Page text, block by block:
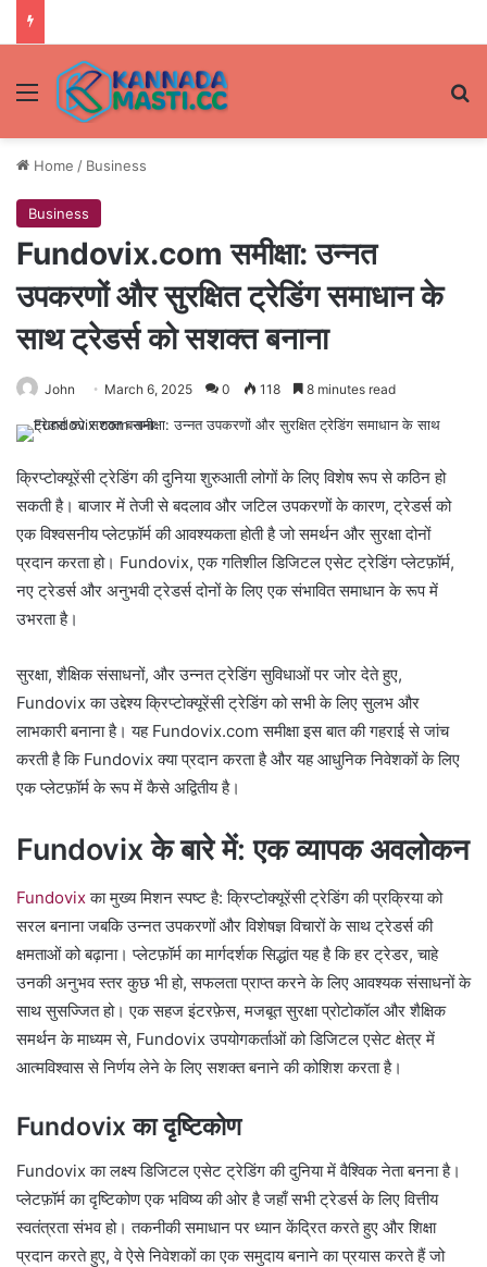
Menu
Home / Business
Business
Fundovix.com समीक्षा: उन्नत
उपकरणों और सुरक्षित ट्रेडिंग समाधान के
साथ ट्रेडर्स को सशक्त बनाना
John March 6, 2025 0 118 8 minutes read
क्रिप्टोक्यूरेंसी ट्रेडिंग की दुनिया शुरुआती लोगों के लिए विशेष रूप से कठिन हो
सकती है। बाजार में तेजी से बदलाव और जटिल उपकरणों के कारण, ट्रेडर्स को
एक विश्वसनीय प्लेटफ़ॉर्म की आवश्यकता होती है जो समर्थन और सुरक्षा दोनों
प्रदान करता हो। Fundovix, एक गतिशील डिजिटल एसेट ट्रेडिंग प्लेटफ़ॉर्म,
नए ट्रेडर्स और अनुभवी ट्रेडर्स दोनों के लिए एक संभावित समाधान के रूप में
उभरता है।
सुरक्षा, शैक्षिक संसाधनों, और उन्नत ट्रेडिंग सुविधाओं पर जोर देते हुए,
Fundovix का उद्देश्य क्रिप्टोक्यूरेंसी ट्रेडिंग को सभी के लिए सुलभ और
लाभकारी बनाना है। यह Fundovix.com समीक्षा इस बात की गहराई से जांच
करती है कि Fundovix क्या प्रदान करता है और यह आधुनिक निवेशकों के लिए
एक प्लेटफ़ॉर्म के रूप में कैसे अद्वितीय है।
Fundovix के बारे में: एक व्यापक अवलोकन
Fundovixका मुख्य मिशन स्पष्ट है: क्रिप्टोक्यूरेंसी ट्रेडिंग की प्रक्रिया को
सरल बनाना जबकि उन्नत उपकरणों और विशेषज्ञ विचारों के साथ ट्रेडर्स की
क्षमताओं को बढ़ाना। प्लेटफ़ॉर्म का मार्गदर्शक सिद्धांत यह है कि हर ट्रेडर, चाहे
उनकी अनुभव स्तर कुछ भी हो, सफलता प्राप्त करने के लिए आवश्यक संसाधनों के
साथ सुसज्जित हो। एक सहज इंटरफ़ेस, मजबूत सुरक्षा प्रोटोकॉल और शैक्षिक
समर्थन के माध्यम से, Fundovix उपयोगकर्ताओं को डिजिटल एसेट क्षेत्र में
आत्मविश्वास से निर्णय लेने के लिए सशक्त बनाने की कोशिश करता है।
Fundovix का दृष्टिकोण
Fundovix का लक्ष्य डिजिटल एसेट ट्रेडिंग की दुनिया में वैश्विक नेता बनना है।
प्लेटफ़ॉर्म का दृष्टिकोण एक भविष्य की ओर है जहाँ सभी ट्रेडर्स के लिए वित्तीय
स्वतंत्रता संभव हो। तकनीकी समाधान पर ध्यान केंद्रित करते हुए और शिक्षा
प्रदान करते हुए, वे ऐसे निवेशकों का एक समुदाय बनाने का प्रयास करते हैं जो